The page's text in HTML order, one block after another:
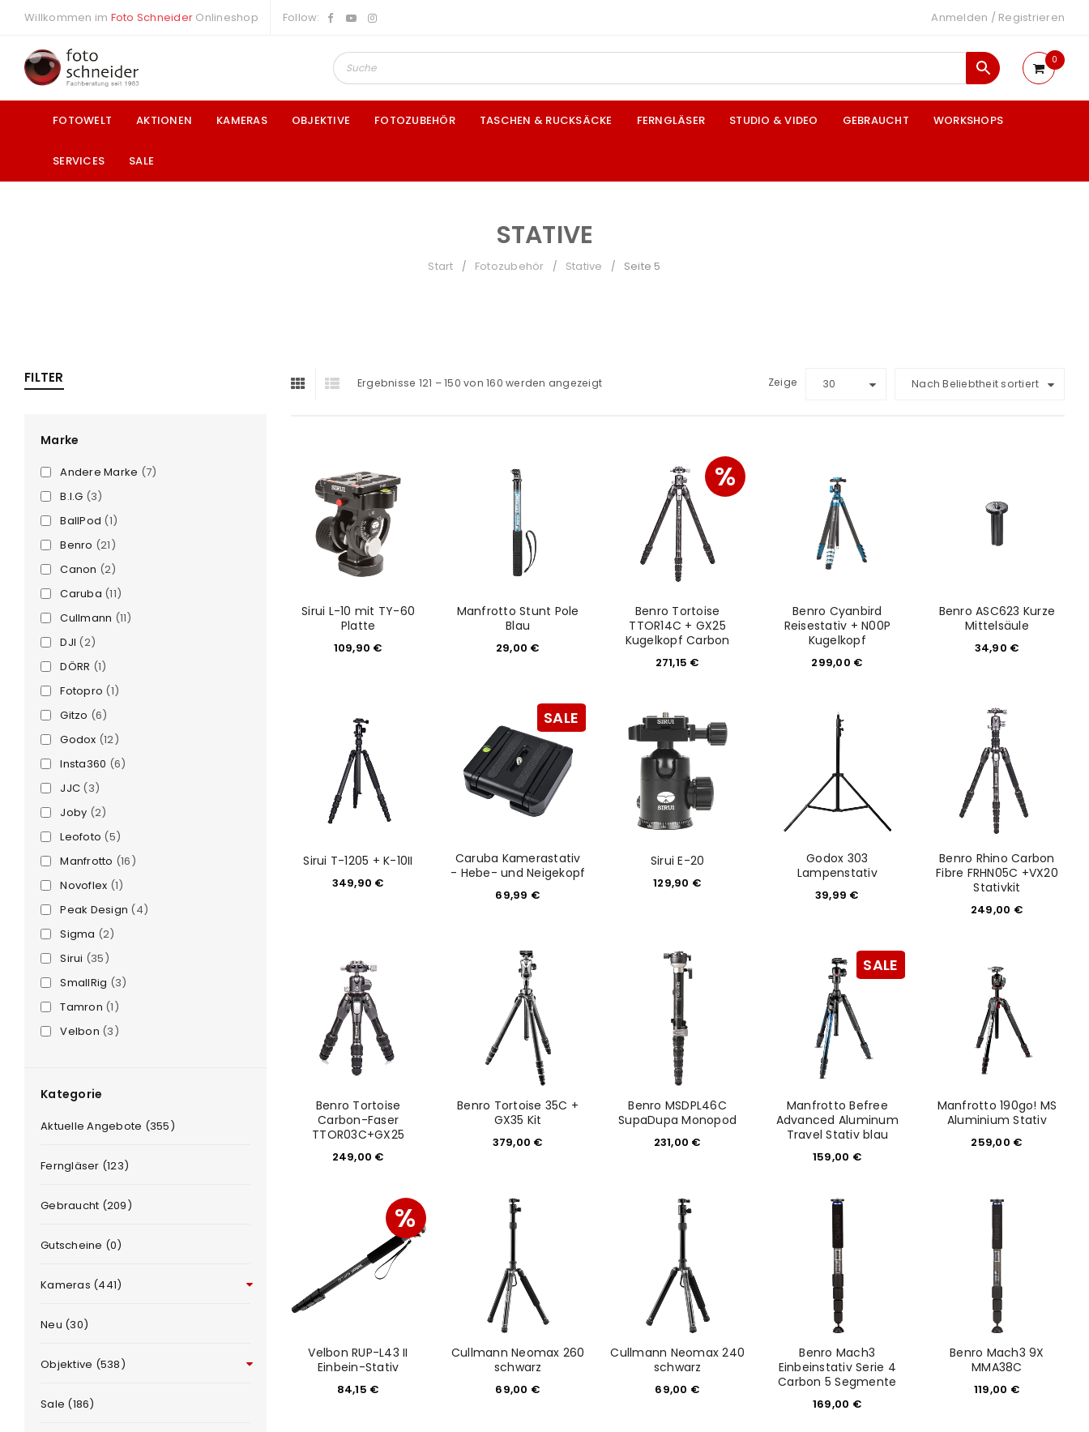
Benutzername oder E-Mail-Adresse*
Ein Link zum Erstellen eines neuen Passworts wird an deine E-
Mail-Adresse gesendet.
Willkommen im Foto Schneider Onlineshop Follow: Anmelden / Registrieren
0
FOTOWELT AKTIONEN KAMERAS OBJEKTIVE FOTOZUBEHÖR TASCHEN & RUCKSÄCKE FERNGLÄSER STUDIO & VIDEO GEBRAUCHT WORKSHOPS
SERVICES SALE
STATIVE
Start / Fotozubehör / Stative / Seite 5
FILTER
Marke
Andere Marke (7)
B.I.G (3)
BallPod (1)
Benro (21)
Canon (2)
Caruba (11)
Cullmann (11)
DJI (2)
DÖRR (1)
Fotopro (1)
Gitzo (6)
Godox (12)
Insta360 (6)
JJC (3)
Joby (2)
Leofoto (5)
Manfrotto (16)
Novoflex (1)
Peak Design (4)
Sigma (2)
Sirui (35)
SmallRig (3)
Tamron (1)
Velbon (3)
Kategorie
Aktuelle Angebote (355)
Ferngläser (123)
Gebraucht (209)
Gutscheine (0)
Kameras (441)
Neu (30)
Objektive (538)
Sale (186)
Ergebnisse 121 – 150 von 160 werden angezeigt Nach Beliebtheit sortiert
Zeige 30
Sirui L-10 mit TY-60
Platte
109,90 €
Manfrotto Stunt Pole
Blau
29,00 €
%
Benro Tortoise
TTOR14C + GX25
Kugelkopf Carbon
271,15 €
Benro Cyanbird
Reisestativ + N00P
Kugelkopf
299,00 €
Benro ASC623 Kurze
Mittelsäule
34,90 €
Sirui T-1205 + K-10II
349,90 €
SALE
Caruba Kamerastativ
- Hebe- und Neigekopf
69,99 €
Sirui E-20
129,90 €
Godox 303
Lampenstativ
39,99 €
Benro Rhino Carbon
Fibre FRHN05C +VX20
Stativkit
249,00 €
Benro Tortoise
Carbon-Faser
TTOR03C+GX25
249,00 €
Benro Tortoise 35C +
GX35 Kit
379,00 €
Benro MSDPL46C
SupaDupa Monopod
231,00 €
SALE
Manfrotto Befree
Advanced Aluminum
Travel Stativ blau
159,00 €
Manfrotto 190go! MS
Aluminium Stativ
259,00 €
%
Velbon RUP-L43 II
Einbein-Stativ
84,15 €
Cullmann Neomax 260
schwarz
69,00 €
Cullmann Neomax 240
schwarz
69,00 €
Benro Mach3
Einbeinstativ Serie 4
Carbon 5 Segmente
169,00 €
Benro Mach3 9X
MMA38C
119,00 €